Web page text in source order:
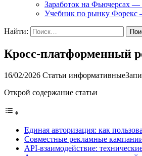
Заработок на
Учебник по рынку
Найти:
Кросс-платформенный
16/02/2026 Статьи информативные
Открой содержание статьи
Единая авторизация: как
Совместные рекламные
API-взаимодействие: